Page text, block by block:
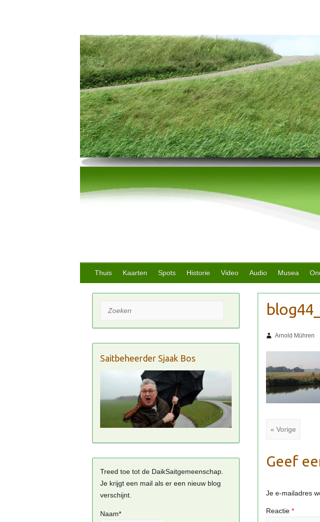
Thuis Kaarten Spots Historie Video Audio Musea
Arnold Mühren
« Vorige
Geef
Je e-mailadres
Reactie *
Zoeken
Saitbeheerder Sjaak Bos
Treed toe tot de DaikSaitgemeenschap.
Je krijgt een mail als er een nieuw blog
verschijnt.
Naam*